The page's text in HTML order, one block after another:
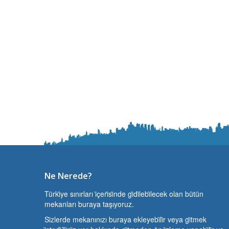
Ne Nerede?
Türki̇ye sınırları i̇çeri̇si̇nde gi̇di̇lebi̇lecek olan bütün
mekanları buraya taşıyoruz.
Si̇zlerde mekanınızı buraya ekleyebi̇li̇r veya gi̇tmek